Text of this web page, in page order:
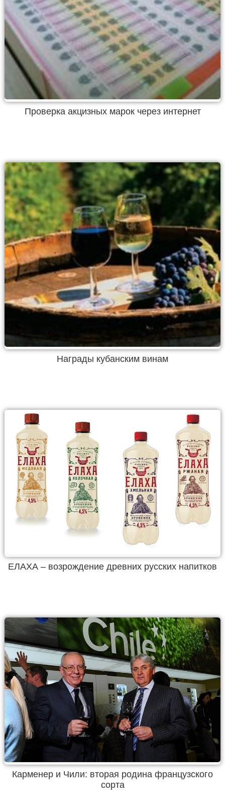
Проверка акцизных марок через интернет
Награды кубанским винам
ЕЛАХА – возрождение древних русских напитков
Карменер и Чили: вторая родина французского
сорта